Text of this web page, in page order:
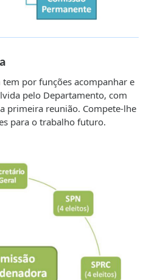
tem por funções acompanhar e
pelo Departamento, com
primeira reunião. Compete-lhe
para o trabalho futuro.